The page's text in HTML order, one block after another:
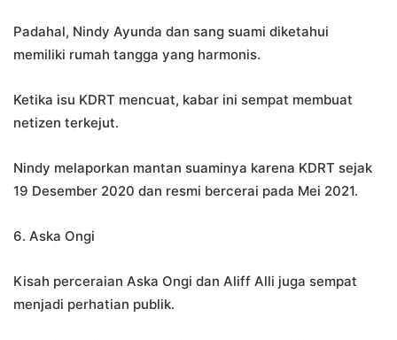
Padahal, Nindy Ayunda dan sang suami diketahui
memiliki rumah tangga yang harmonis.
Ketika isu KDRT mencuat, kabar ini sempat membuat
netizen terkejut.
Nindy melaporkan mantan suaminya karena KDRT sejak
19 Desember 2020 dan resmi bercerai pada Mei 2021.
6. Aska Ongi
Kisah perceraian Aska Ongi dan Aliff Alli juga sempat
menjadi perhatian publik.